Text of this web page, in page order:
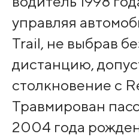
управляя
Trail, не выбрав
дистанцию,
столкновение с
Травмирован
2004 года